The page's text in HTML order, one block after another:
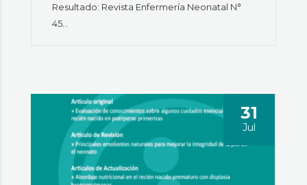
Resultado: Revista Enfermería Neonatal N°
45...
31
Jul